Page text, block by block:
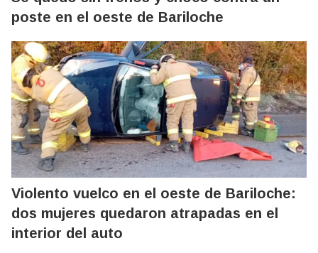
poste en el oeste de Bariloche
Violento vuelco en el oeste de Bariloche:
dos mujeres quedaron atrapadas en el
interior del auto